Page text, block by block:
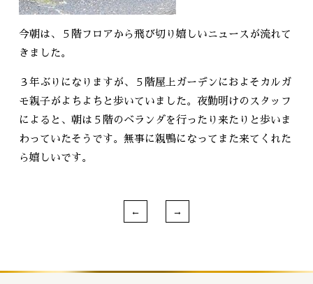
今朝は、５階フロアから飛び切り嬉しいニュースが流れて
きました。
３年ぶりになりますが、５階屋上ガーデンにおよそカルガ
モ親子がよちよちと歩いていました。夜勤明けのスタッフ
によると、朝は５階のベランダを行ったり来たりと歩いま
わっていたそうです。無事に親鴨になってまた来てくれた
ら嬉しいです。